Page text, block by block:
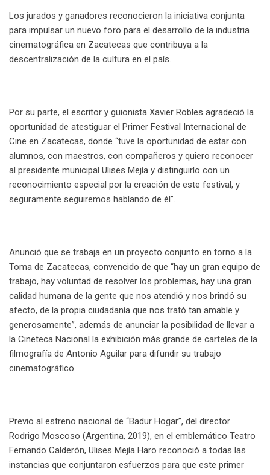
Los jurados y ganadores reconocieron la iniciativa conjunta
para impulsar un nuevo foro para el desarrollo de la industria
cinematográfica en Zacatecas que contribuya a la
descentralización de la cultura en el país.
Por su parte, el escritor y guionista Xavier Robles agradeció la
oportunidad de atestiguar el Primer Festival Internacional de
Cine en Zacatecas, donde “tuve la oportunidad de estar con
alumnos, con maestros, con compañeros y quiero reconocer
al presidente municipal Ulises Mejía y distinguirlo con un
reconocimiento especial por la creación de este festival, y
seguramente seguiremos hablando de él”.
Anunció que se trabaja en un proyecto conjunto en torno a la
Toma de Zacatecas, convencido de que “hay un gran equipo de
trabajo, hay voluntad de resolver los problemas, hay una gran
calidad humana de la gente que nos atendió y nos brindó su
afecto, de la propia ciudadanía que nos trató tan amable y
generosamente”, además de anunciar la posibilidad de llevar a
la Cineteca Nacional la exhibición más grande de carteles de la
filmografía de Antonio Aguilar para difundir su trabajo
cinematográfico.
Previo al estreno nacional de “Badur Hogar”, del director
Rodrigo Moscoso (Argentina, 2019), en el emblemático Teatro
Fernando Calderón, Ulises Mejía Haro reconoció a todas las
instancias que conjuntaron esfuerzos para que este primer